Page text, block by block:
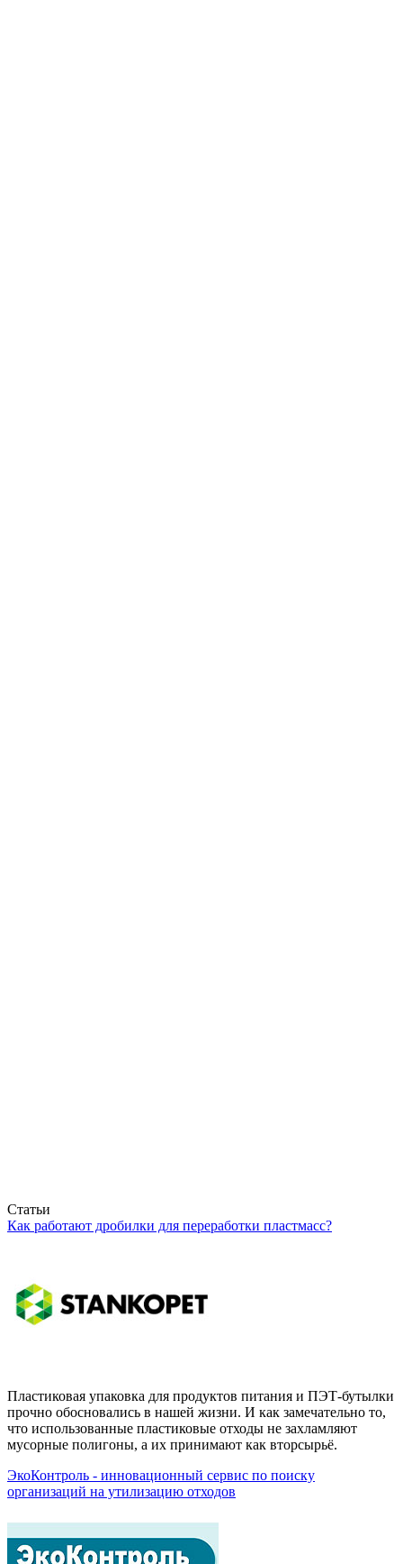
Статьи
Как работают дробилки для переработки пластмасс?
Пластиковая упаковка для продуктов питания и ПЭТ-бутылки
прочно обосновались в нашей жизни. И как замечательно то,
что использованные пластиковые отходы не захламляют
мусорные полигоны, а их принимают как вторсырьё.
ЭкоКонтроль - инновационный сервис по поиску
организаций на утилизацию отходов